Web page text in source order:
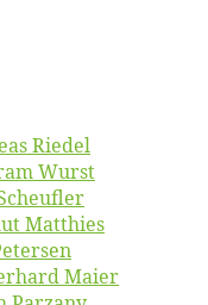
Riedel
Wurst
Matthies
Maier